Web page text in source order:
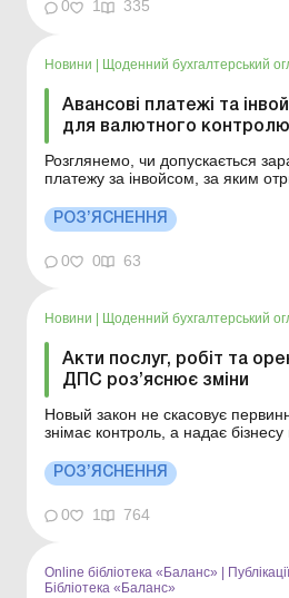
щодня Зміст номеру Оподаткування Читати Операції з
комп’ютерними програмами та
0 1 335
Новини | Щоденний бухгалтерський
Авансові платежі та
для валютного контролю
Розглянемо, чи допускається
платежу за інвойсом, за яким
фактичне відвантаження товару
інвойсом (інвойс № 2), якщо
одного договору з нерезидентом
РОЗ’ЯСНЕННЯ
0 0 63
Новини Щоденний бухгалтерський
Акти послуг, робіт та
ДПС роз’яснює зміни
Новый закон не скасовує
знімає контроль, а надає
можуть і надалі працювати з
за доцільне тощо. Прийняті зміни
РОЗ’ЯСНЕННЯ
0 1 764
Online бібліотека «Баланс»
Бібліотека «Баланс»